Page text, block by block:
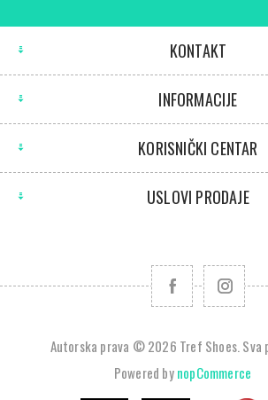
KONTAKT
INFORMACIJE
KORISNIČKI CENTAR
USLOVI PRODAJE
Autorska prava © 2026 Tref Shoes. Sva
Powered bynopCommerce